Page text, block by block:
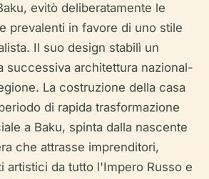
evitò deliberatamente le
prevalenti in favore di uno stile
Il suo design stabilì un
successiva architettura nazional-
La costruzione della casa
di rapida trasformazione
a Baku, spinta dalla nascente
che attrasse imprenditori,
artistici da tutto l'Impero Russo e